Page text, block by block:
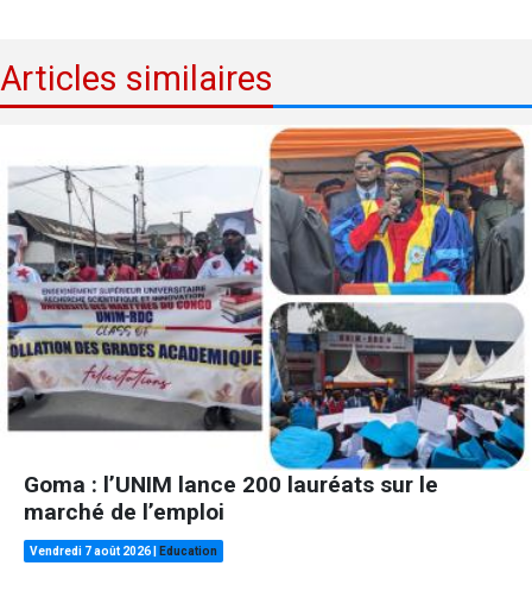
Articles similaires
Goma : l’UNIM lance 200 lauréats sur le
marché de l’emploi
Vendredi 7 août 2026 Education